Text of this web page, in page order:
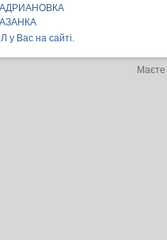
АДРИАНОВКА
АЗАНКА
у Вас на сайті.
Маєте